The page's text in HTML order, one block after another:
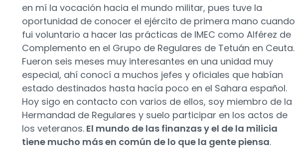
en mí la vocación hacia el mundo militar, pues tuve la
oportunidad de conocer el ejército de primera mano cuando
fui voluntario a hacer las prácticas de IMEC como Alférez de
Complemento en el Grupo de Regulares de Tetuán en Ceuta.
Fueron seis meses muy interesantes en una unidad muy
especial, ahí conocí a muchos jefes y oficiales que habían
estado destinados hasta hacía poco en el Sahara español.
Hoy sigo en contacto con varios de ellos, soy miembro de la
Hermandad de Regulares y suelo participar en los actos de
los veteranos. El mundo de las finanzas y el de la milicia
tiene mucho más en común de lo que la gente piensa.